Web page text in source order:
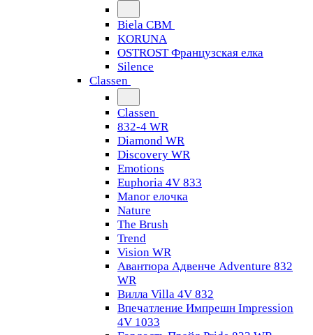
Biela CBM
KORUNA
OSTROST Французская елка
Silence
Classen
Classen
832-4 WR
Diamond WR
Discovery WR
Emotions
Euphoria 4V 833
Manor елочка
Nature
The Brush
Trend
Vision WR
Авантюра Адвенче Adventure 832
WR
Вилла Villa 4V 832
Впечатление Импрешн Impression
4V 1033